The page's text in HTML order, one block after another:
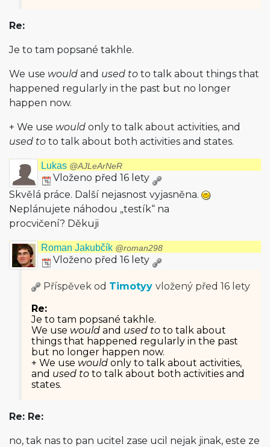
Re:
Je to tam popsané takhle.
We use would and used to to talk about things that
happened regularly in the past but no longer
happen now.
+ We use would only to talk about activities, and
used to to talk about both activities and states.
Lukas @AJLeArNeR
Vloženo před 16 lety
Skvělá práce. Další nejasnost vyjasněna.
Neplánujete náhodou „testík“ na
procvičení? Děkuji
Roman Jakubčík @roman298
Vloženo před 16 lety
Příspěvek od Timotyy vložený před 16 lety
Re:
Je to tam popsané takhle.
We use would and used to to talk about
things that happened regularly in the past
but no longer happen now.
+ We use would only to talk about activities,
and used to to talk about both activities and
states.
Re: Re:
no, tak nas to pan ucitel zase ucil nejak jinak, este ze